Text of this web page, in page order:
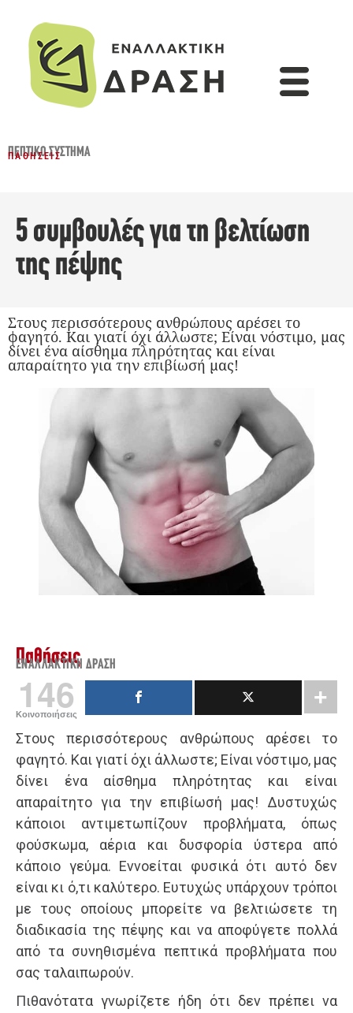
ΠΕΠΤΙΚΌ ΣΎΣΤΗΜΑ
ΠΑΘΉΣΕΙΣ
5 συμβουλές για τη βελτίωση
της πέψης
Στους περισσότερους ανθρώπους αρέσει το
φαγητό. Και γιατί όχι άλλωστε; Είναι νόστιμο, μας
δίνει ένα αίσθημα πληρότητας και είναι
απαραίτητο για την επιβίωσή μας!
Παθήσεις
ΕΝΑΛΛΑΚΤΙΚΉ ΔΡΆΣΗ
146
Κοινοποιήσεις
Στους περισσότερους ανθρώπους αρέσει το
φαγητό. Και γιατί όχι άλλωστε; Είναι νόστιμο, μας
δίνει ένα αίσθημα πληρότητας και είναι
απαραίτητο για την επιβίωσή μας! Δυστυχώς
κάποιοι αντιμετωπίζουν προβλήματα, όπως
φούσκωμα, αέρια και δυσφορία ύστερα από
κάποιο γεύμα. Εννοείται φυσικά ότι αυτό δεν
είναι κι ό,τι καλύτερο. Ευτυχώς υπάρχουν τρόποι
με τους οποίους μπορείτε να βελτιώσετε τη
διαδικασία της πέψης και να αποφύγετε πολλά
από τα συνηθισμένα πεπτικά προβλήματα που
σας ταλαιπωρούν.
Πιθανότατα γνωρίζετε ήδη ότι δεν πρέπει να